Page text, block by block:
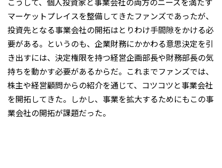
マーケットプレイスを整備してきたファンズであったが、
投資先となる事業会社の開拓はとりわけ手間隙をかける必
要がある。というのも、企業財務にかかわる意思決定を引
き出すには、決定権限を持つ経営企画部長や財務部長の気
持ちを動かす必要があるからだ。これまでファンズでは、
株主や経営顧問からの紹介を通じて、コツコツと事業会社
を開拓してきた。しかし、事業を拡大するためにもこの事
業会社の開拓が課題だった。